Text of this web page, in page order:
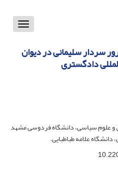
Toggle
سردار سلیمانی در دیوان
دادگستری
و علوم سیاسی، دانشگاه فردوسی مشهد
علامه طباطبایی.